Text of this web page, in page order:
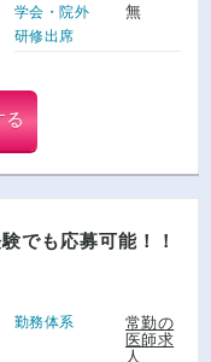
学会・院外
研修出席
無
る
でも応募可能！！
勤務体系
常勤の
医師求
人